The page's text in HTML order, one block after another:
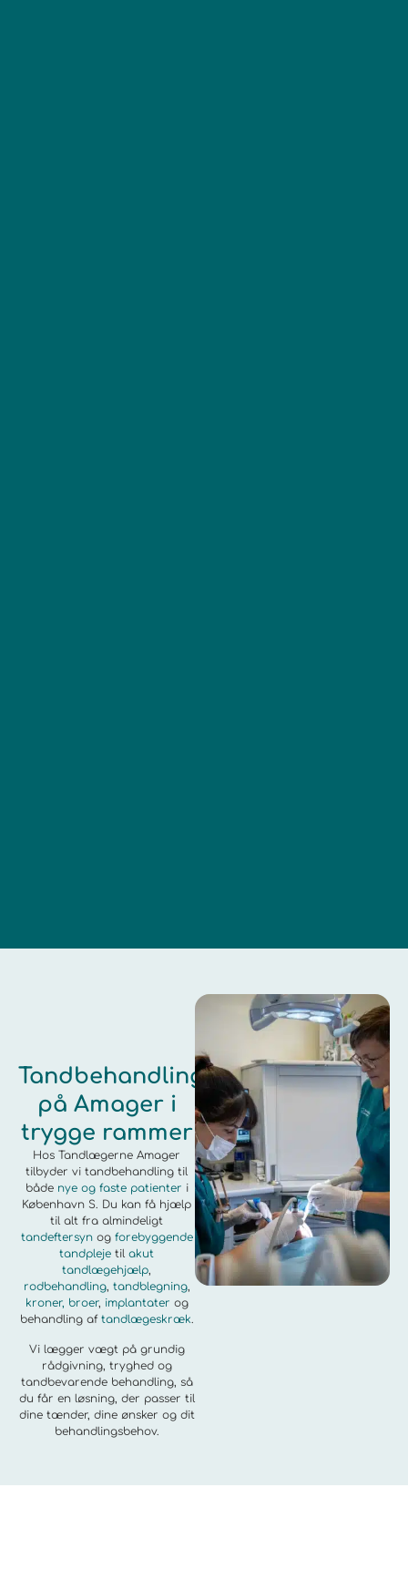
Tandbehandling
på Amager i
trygge rammer
Hos Tandlægerne Amager
tilbyder vi tandbehandling til
både nye og faste patienter i
København S. Du kan få hjælp
til alt fra almindeligt
tandeftersynog forebyggende
tandpleje tilakut
tandlægehjælp,
rodbehandling, tandblegning,
kroner, broer, implantater og
behandling af tandlægeskræk.
Vi lægger vægt på grundig
rådgivning, tryghed og
tandbevarende behandling, så
du får en løsning, der passer til
dine tænder, dine ønsker og dit
behandlingsbehov.